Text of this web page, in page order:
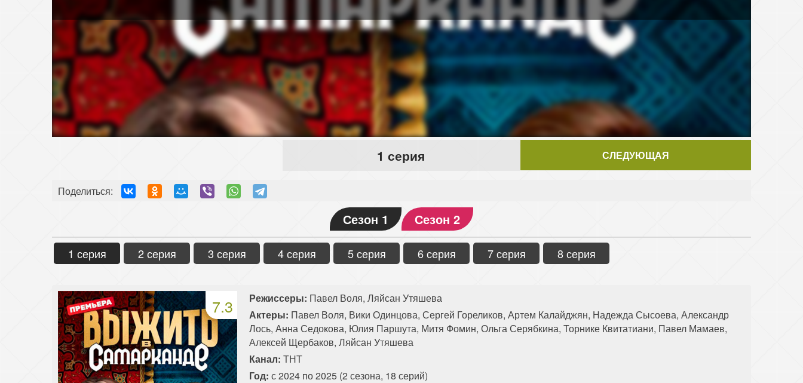
1 серия СЛЕДУЮЩАЯ
Поделиться:
Сезон 1 Сезон 2
1 серия 2 серия 3 серия 4 серия 5 серия 6 серия 7 серия 8 серия
7.3 Режиссеры: Павел Воля, Ляйсан Утяшева
Актеры: Павел Воля, Вики Одинцова, Сергей Гореликов, Артем Калайджян, Надежда Сысоева, Александр
Лось, Анна Седокова, Юлия Паршута, Митя Фомин, Ольга Серябкина, Торнике Квитатиани, Павел Мамаев,
Алексей Щербаков, Ляйсан Утяшева
Канал: ТНТ
Год: с 2024 по 2025 (2 сезона, 18 серий)